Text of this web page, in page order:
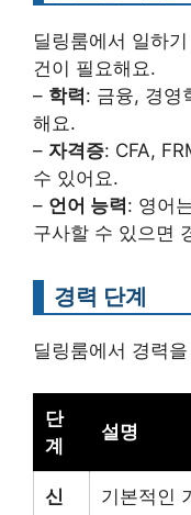
딜링룸에서 일하
건이 필요해요.
– 학력: 금융, 경영
해요.
– 자격증: CFA,
수 있어요.
– 언어 능력: 영어
구사할 수 있으면
경력 단계
딜링룸에서 경력
단
계
설명
신
기본적인